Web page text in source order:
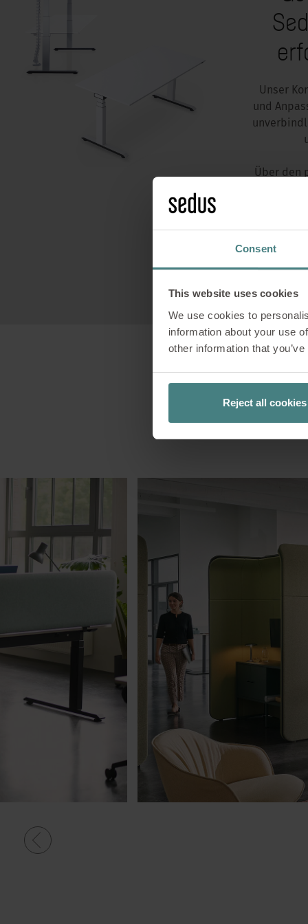
Consent
This website uses cookies
We use cookies to
information about your use
other information that
Reject all cookies
Unser
und
Über den